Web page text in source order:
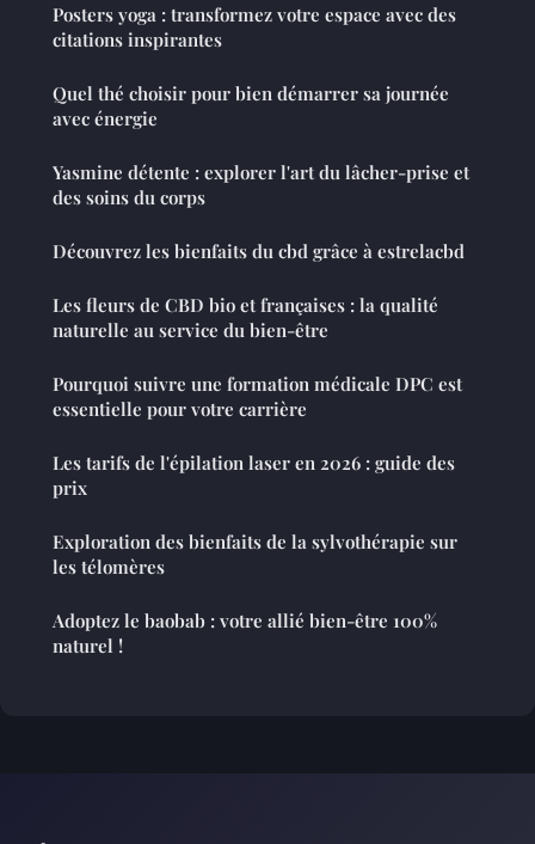
Posters yoga : transformez votre espace avec des
citations inspirantes
Quel thé choisir pour bien démarrer sa journée
avec énergie
Yasmine détente : explorer l'art du lâcher-prise et
des soins du corps
Découvrez les bienfaits du cbd grâce à estrelacbd
Les fleurs de CBD bio et françaises : la qualité
naturelle au service du bien-être
Pourquoi suivre une formation médicale DPC est
essentielle pour votre carrière
Les tarifs de l'épilation laser en 2026 : guide des
prix
Exploration des bienfaits de la sylvothérapie sur
les télomères
Adoptez le baobab : votre allié bien-être 100%
naturel !